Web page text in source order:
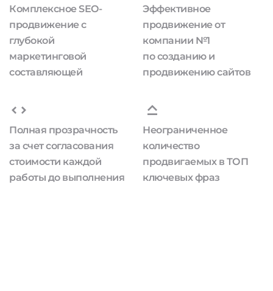
Комплексное SEO-
продвижение с
глубокой
маркетинговой
составляющей
Эффективное
продвижение от
компании №1
по созданию и
продвижению сайтов
Полная прозрачность
за счет согласования
стоимости каждой
работы до выполнения
Неограниченное
количество
продвигаемых в ТОП
ключевых фраз